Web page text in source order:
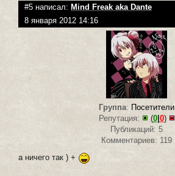
#5 написал: Mind Freak aka Dante
8 января 2012 14:16
Группа: Посетители
Репутация:
(0|0)
Публикаций: 5
Комментариев: 119
а ничего так ) +